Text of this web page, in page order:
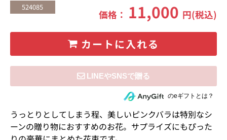
524085
価格： 11,000 円(税込)
カートに入れる
住所を知らない相手にeギフトで贈るのeギフトとは？
うっとりとしてしまう程、美しいピンクバラは特別なシ
ーンの贈り物におすすめのお花。サプライズにもぴった